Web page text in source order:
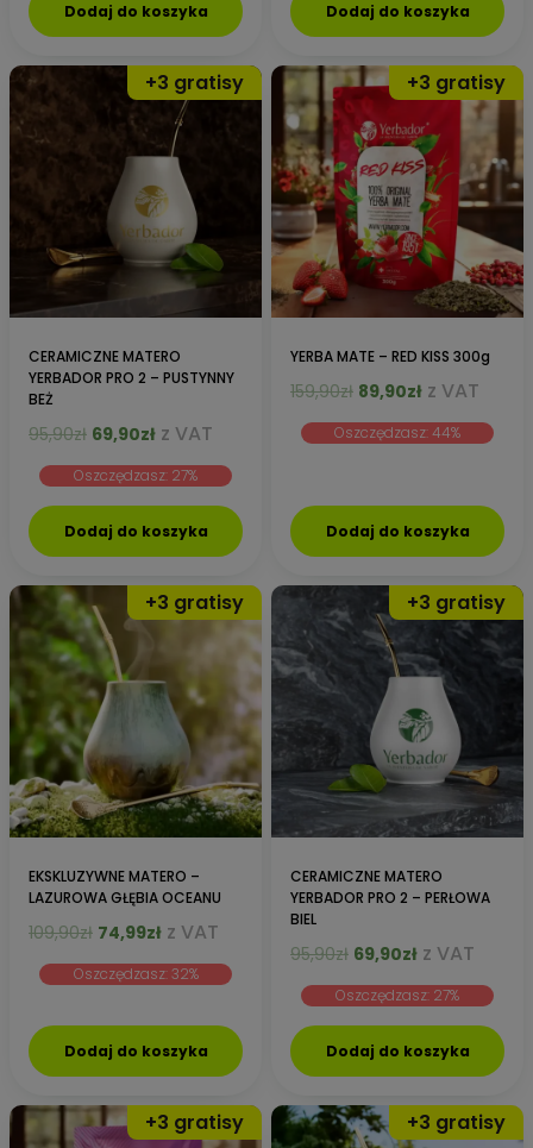
Dodaj do koszyka Dodaj do koszyka
CERAMICZNE MATERO
YERBADOR PRO 2 – PUSTYNNY
BEŻ
95,90zł Pierwotna
wynosiła:
95,90zł.
69,90złAktualna
wynosi:
69,90zł.
z VAT
Oszczędzasz: 27%
Dodaj do koszyka
YERBA MATE – RED KISS 300g
159,90zł Pierwotna
wynosiła:
89,90złAktualna
wynosi:
z VAT
Oszczędzasz: 44%
Dodaj do koszyka
EKSKLUZYWNE MATERO –
LAZUROWA GŁĘBIA OCEANU
109,90zł Pierwotna
wynosiła:
74,99złAktualna
wynosi:
z VAT
Oszczędzasz: 32%
Dodaj do koszyka
CERAMICZNE MATERO
YERBADOR PRO 2 – PERŁOWA
BIEL
95,90zł Pierwotna
wynosiła:
95,90zł.
69,90złAktualna
wynosi:
69,90zł.
z VAT
Oszczędzasz: 27%
Dodaj do koszyka